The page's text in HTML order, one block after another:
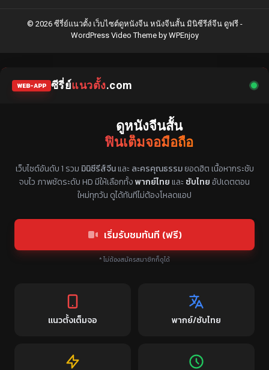
© 2026 ซีรี่ย์แนวตั้ง เว็บไซต์ดูหนังจีน หนังจีนสั้น มินิซีรีส์จีน ดูฟรี -
WordPress Video Themeby WPEnjoy
WEB-APP ซีรี่ย์แนวตั้ง.com
ดูหนังจีนสั้น
ฟินเต็มจอมือถือ
แหล่งรวมซีรี่ย์จีนแนวตั้ง พากย์ไทย ซับไทย
เว็บไซต์อันดับ 1 รวม มินิซีรีส์จีนและ ละครคุณธรรมยอดฮิต เนื้อหากระชับ
จบไว ภาพชัดระดับ HD มีให้เลือกทั้งพากย์ไทยและ ซับไทยอัปเดตตอน
ใหม่ทุกวัน ดูได้ทันทีไม่ต้องโหลดแอป
เริ่มรับชมทันที (ฟรี)
* ไม่ต้องสมัครสมาชิกก็ดูได้
แนวตั้งเต็มจอ พากย์/ซับไทย